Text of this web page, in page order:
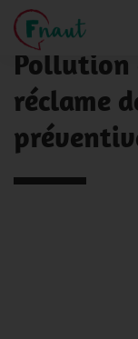
Panneau de gestion
NOS ACTUALITÉS
Pollution
réclame